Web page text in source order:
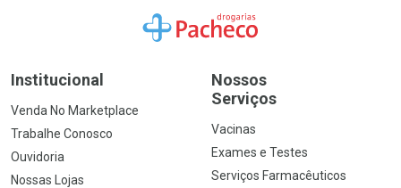
Ir para a Home
Institucional
Venda No Marketplace
Trabalhe Conosco
Ouvidoria
Nossas Lojas
Nossos
Serviços
Vacinas
Exames e Testes
Serviços Farmacêuticos